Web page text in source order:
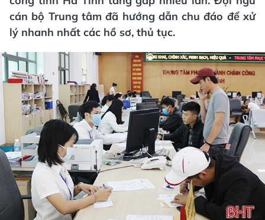
cán bộ Trung tâm đã hướng dẫn chu đáo để xử
lý nhanh nhất các hồ sơ, thủ tục.